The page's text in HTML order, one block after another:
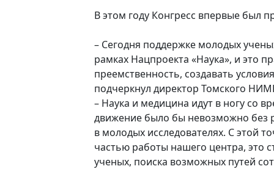
В этом году Конгресс впервые был
– Сегодня поддержке молодых
рамках Нацпроекта «Наука», и это
преемственность, создавать
подчеркнул директор Томского
– Наука и медицина идут в ногу со
движение было бы невозможно без
в молодых исследователях. С этой
частью работы нашего центра, это
ученых, поиска возможных путей